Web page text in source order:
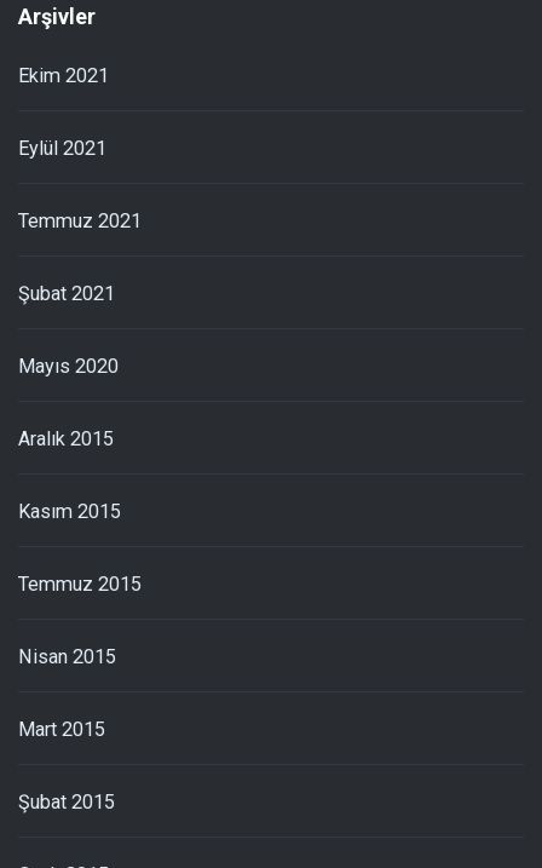
Arşivler
Ekim 2021
Eylül 2021
Temmuz 2021
Şubat 2021
Mayıs 2020
Aralık 2015
Kasım 2015
Temmuz 2015
Nisan 2015
Mart 2015
Şubat 2015